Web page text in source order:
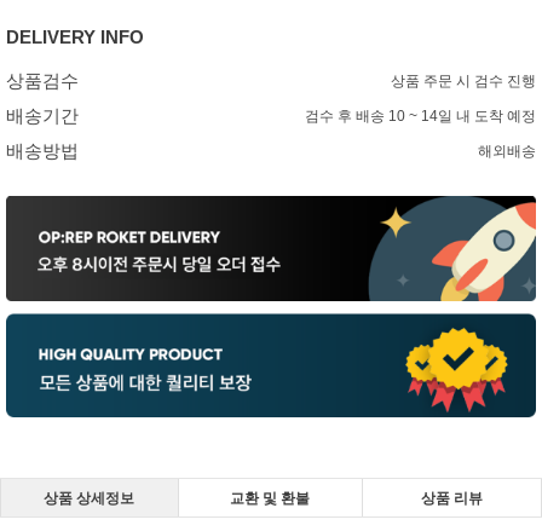
DELIVERY INFO
상품검수 상품 주문 시 검수 진행
배송기간 검수 후 배송 10 ~ 14일 내 도착 예정
배송방법 해외배송
상품 상세정보 교환 및 환불 상품 리뷰